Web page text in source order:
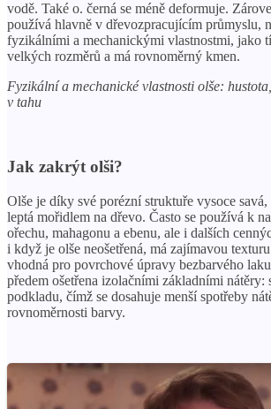
vodě. Také o. černá se méně deformuje.
používá hlavně v dřevozpracujícím průmyslu,
fyzikálními a mechanickými vlastnostmi, jako
velkých rozměrů a má rovnoměrný kmen.
Fyzikální a mechanické vlastnosti olše:
v tahu
Jak zakrýt olši?
Olše je díky své porézní struktuře vysoce savá,
leptá mořidlem na dřevo. Často se používá k
ořechu, mahagonu a ebenu, ale i dalších
i když je olše neošetřená, má zajímavou
vhodná pro povrchové úpravy bezbarvého
předem ošetřena izolačními základními nátěry:
podkladu, čímž se dosahuje menší spotřeby
rovnoměrnosti barvy.